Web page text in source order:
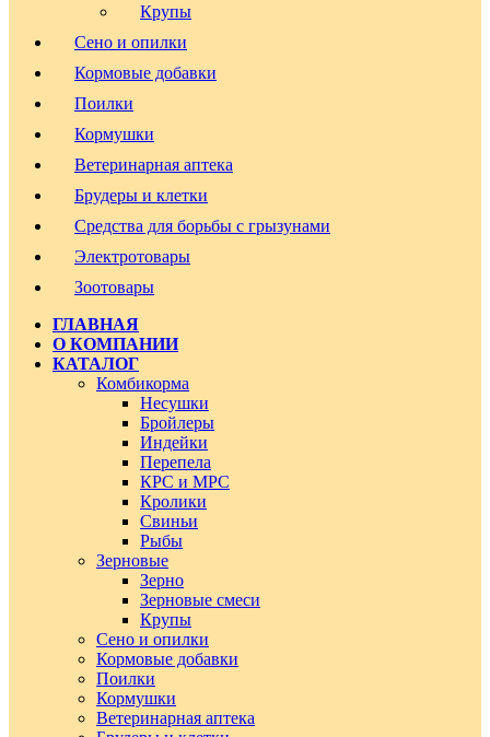
Крупы
Сено и опилки
Кормовые добавки
Поилки
Кормушки
Ветеринарная аптека
Брудеры и клетки
Средства для борьбы с грызунами
Электротовары
Зоотовары
ГЛАВНАЯ
О КОМПАНИИ
КАТАЛОГ
Комбикорма
Несушки
Бройлеры
Индейки
Перепела
КРС и МРС
Кролики
Свиньи
Рыбы
Зерновые
Зерно
Зерновые смеси
Крупы
Сено и опилки
Кормовые добавки
Поилки
Кормушки
Ветеринарная аптека